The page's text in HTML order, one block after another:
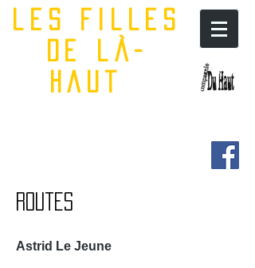
les filles
de là-
haut
Routes
Astrid Le Jeune